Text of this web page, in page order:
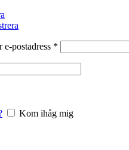
e-postadress *
Kom ihåg mig